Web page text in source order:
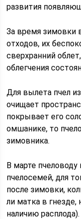
развития
За время зимовки
отходов, их
сверхранний
облегчения
Для вылета пчел
очищает
покрывает его
омшанике, то
зимовника.
В марте
пчелосемей, для
после зимовки,
ли матка в гнезде,
наличию расплода).